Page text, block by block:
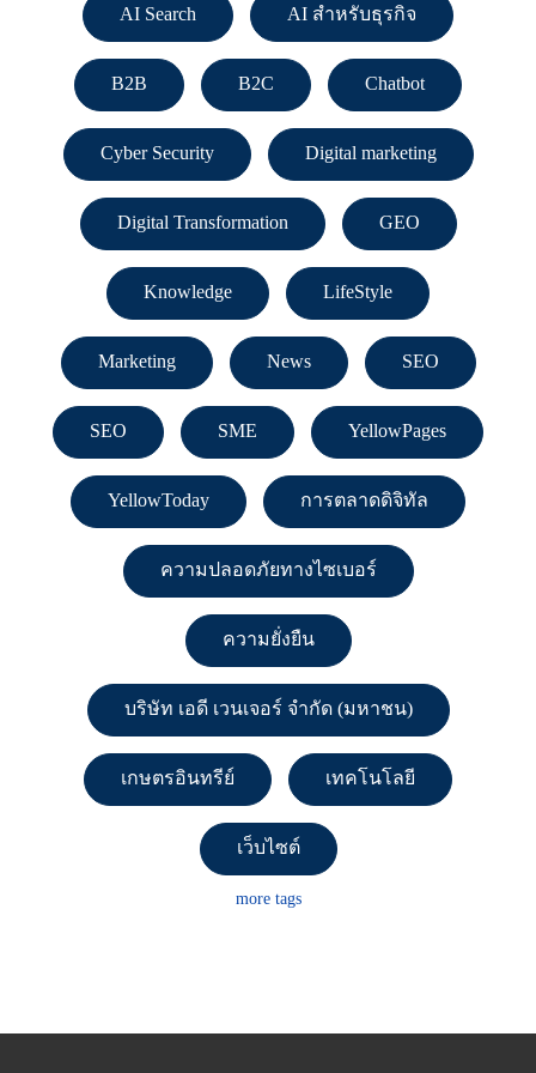
AI Search AI สำหรับธุรกิจ
B2B B2C Chatbot
Cyber Security Digital marketing
Digital Transformation GEO
Knowledge LifeStyle
Marketing News SEO
SEO SME YellowPages
YellowToday การตลาดดิจิทัล
ความปลอดภัยทางไซเบอร์
ความยั่งยืน
บริษัท เอดี เวนเจอร์ จำกัด (มหาชน)
เกษตรอินทรีย์ เทคโนโลยี
เว็บไซต์
more tags